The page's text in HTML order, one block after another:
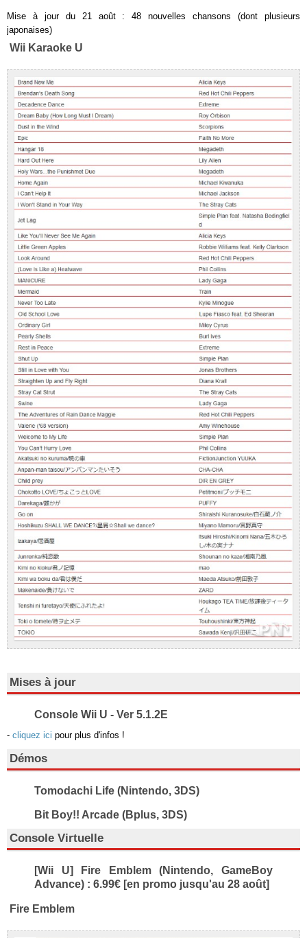
Mise à jour du 21 août : 48 nouvelles chansons (dont plusieurs
japonaises)
Wii Karaoke U
Mises à jour
Console Wii U - Ver 5.1.2E
- cliquez ici pour plus d'infos !
Démos
Tomodachi Life (Nintendo, 3DS)
Bit Boy!! Arcade (Bplus, 3DS)
Console Virtuelle
[Wii U] Fire Emblem (Nintendo, GameBoy
Advance) : 6.99€ [en promo jusqu'au 28 août]
Fire Emblem